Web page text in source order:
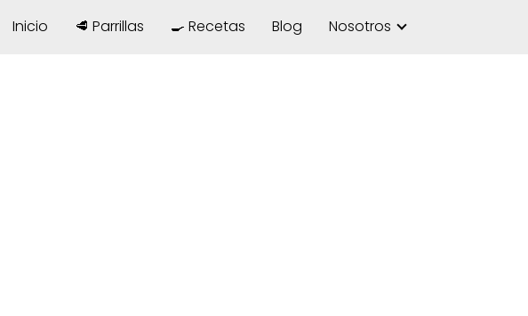
Inicio 🥩 Parrillas 🍳 Recetas Blog Nosotros